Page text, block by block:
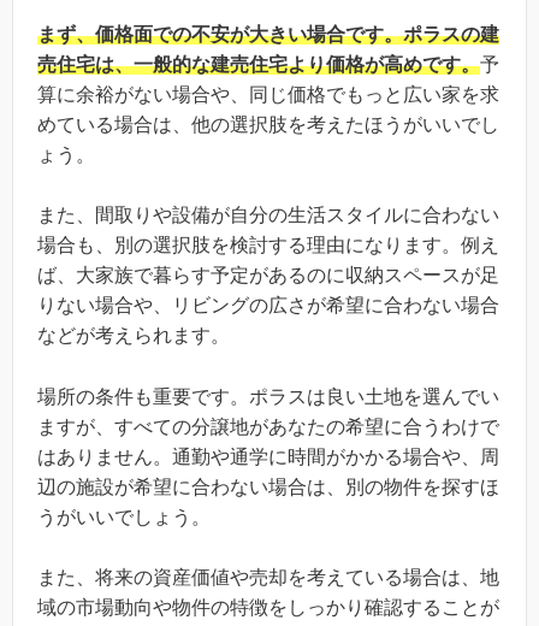
まず、価格面での不安が大きい場合です。ポラスの建
売住宅は、一般的な建売住宅より価格が高めです。予
算に余裕がない場合や、同じ価格でもっと広い家を求
めている場合は、他の選択肢を考えたほうがいいでし
ょう。
また、間取りや設備が自分の生活スタイルに合わない
場合も、別の選択肢を検討する理由になります。例え
ば、大家族で暮らす予定があるのに収納スペースが足
りない場合や、リビングの広さが希望に合わない場合
などが考えられます。
場所の条件も重要です。ポラスは良い土地を選んでい
ますが、すべての分譲地があなたの希望に合うわけで
はありません。通勤や通学に時間がかかる場合や、周
辺の施設が希望に合わない場合は、別の物件を探すほ
うがいいでしょう。
また、将来の資産価値や売却を考えている場合は、地
域の市場動向や物件の特徴をしっかり確認することが